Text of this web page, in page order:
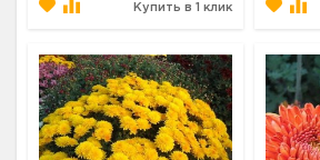
Купить в 1 клик